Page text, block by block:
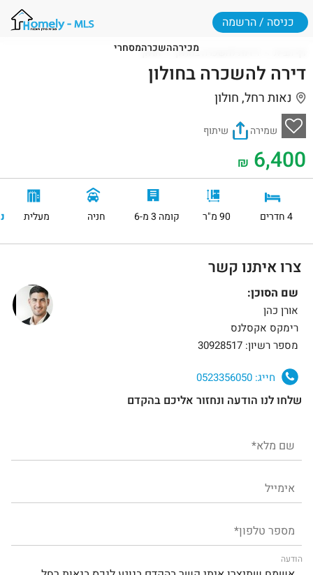
מכירההשכרהמסחרי
כניסה / הרשמה
דירות להשכרה בחולון חולון
דירה להשכרה בחולון
נאות רחל, חולון
שמירה שיתוף
6,400
₪
4 חדרים 90 מ"ר קומה 3 מ-6 חניה מעלית
צרו איתנו קשר
שם הסוכן:
אורן כהן
רימקס אקסלנס
מספר רשיון: 30928517
חייג:
שלחו לנו הודעה ונחזור אליכם בהקדם
הודעה